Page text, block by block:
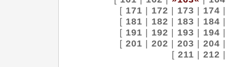
[ 171 | 172 | 173 | 174
[ 181 | 182 | 183 | 184
[ 191 | 192 | 193 | 194
[ 201 | 202 | 203 | 204
[ 211 | 212